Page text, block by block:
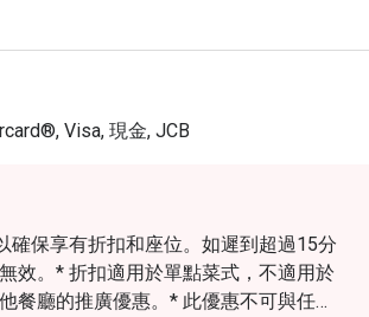
Visa, 現金, JCB
確保享有折扣和座位。如遲到超過15分
效。* 折扣適用於單點菜式，不適用於
餐廳的推廣優惠。* 此優惠不可與任何